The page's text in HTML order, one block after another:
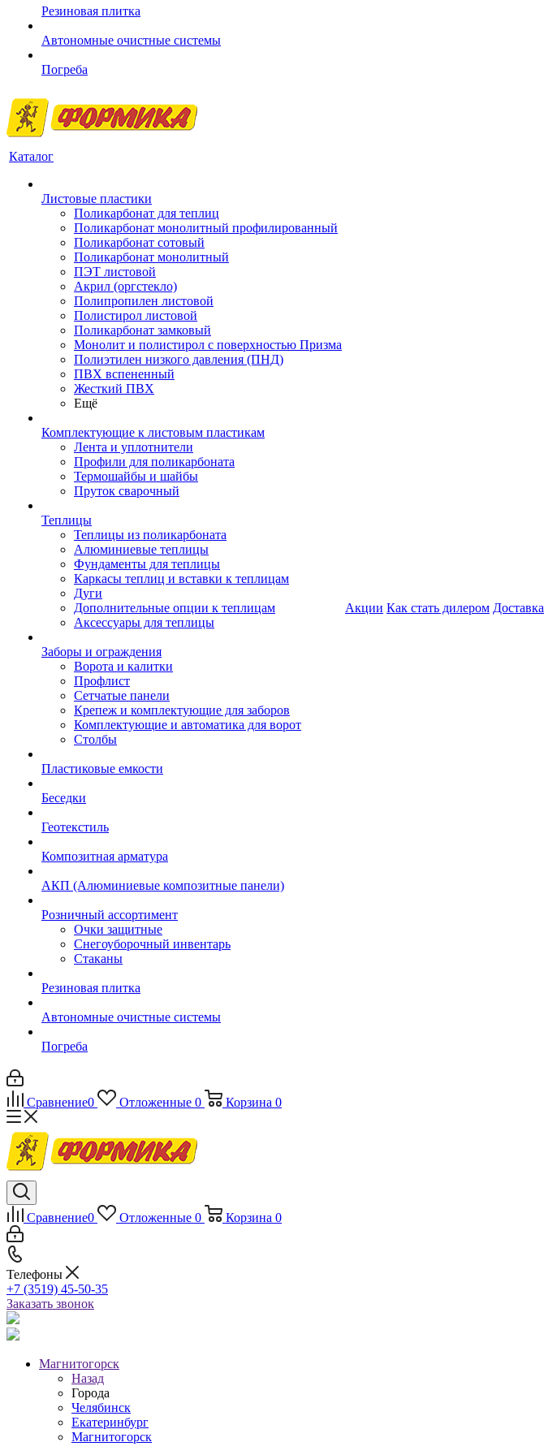
Резиновая плитка
Автономные очистные системы
Погреба
Каталог
Листовые пластики
Поликарбонат для теплиц
Поликарбонат монолитный профилированный
Поликарбонат сотовый
Поликарбонат монолитный
ПЭТ листовой
Акрил (оргстекло)
Полипропилен листовой
Полистирол листовой
Поликарбонат замковый
Монолит и полистирол с поверхностью Призма
Полиэтилен низкого давления (ПНД)
ПВХ вспененный
Жесткий ПВХ
Ещё
Комплектующие к листовым пластикам
Лента и уплотнители
Профили для поликарбоната
Термошайбы и шайбы
Пруток сварочный
Теплицы
Теплицы из поликарбоната
Алюминиевые теплицы
Фундаменты для теплицы
Каркасы теплиц и вставки к теплицам
Дуги
Дополнительные опции к теплицам
Аксессуары для теплицы
Заборы и ограждения
Ворота и калитки
Профлист
Сетчатые панели
Крепеж и комплектующие для заборов
Комплектующие и автоматика для ворот
Столбы
Пластиковые емкости
Беседки
Геотекстиль
Композитная арматура
АКП (Алюминиевые композитные панели)
Розничный ассортимент
Очки защитные
Снегоуборочный инвентарь
Стаканы
Резиновая плитка
Автономные очистные системы
Погреба
Акции Как стать дилером Доставка
Сравнение0 Отложенные 0 Корзина 0
Сравнение0 Отложенные 0 Корзина 0
Телефоны
+7 (3519) 45-50-35
Заказать звонок
Магнитогорск
Назад
Города
Челябинск
Екатеринбург
Магнитогорск